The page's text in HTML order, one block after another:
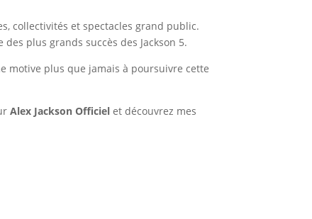
collectivités et spectacles grand public.
plus grands succès des Jackson 5.
motive plus que jamais à poursuivre cette
Alex Jackson Officiel et découvrez mes